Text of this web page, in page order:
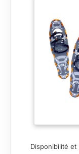
Disponibilité